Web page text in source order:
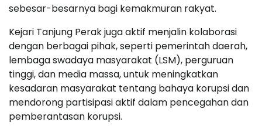
sebesar-besarnya bagi kemakmuran rakyat.
Kejari Tanjung Perak juga aktif menjalin kolaborasi
dengan berbagai pihak, seperti pemerintah daerah,
lembaga swadaya masyarakat (LSM), perguruan
tinggi, dan media massa, untuk meningkatkan
kesadaran masyarakat tentang bahaya korupsi dan
mendorong partisipasi aktif dalam pencegahan dan
pemberantasan korupsi.